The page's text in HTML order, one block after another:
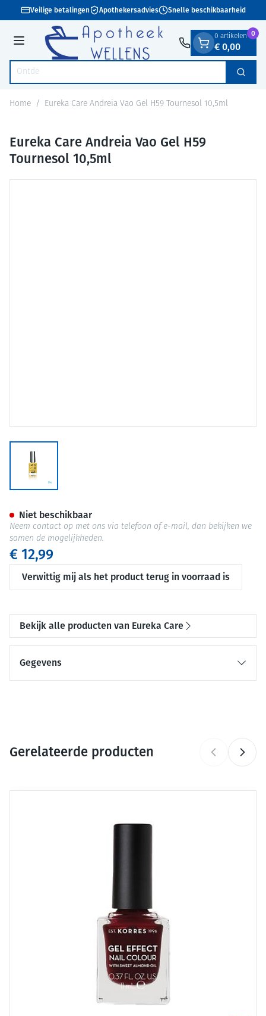
Ga naar de inhoud
1 van 1Veilige betalingen Apothekersadvies Snelle beschikbaarheid
Menu
Product, merk, categorie... Zoek
0 artikelen
€ 0,00
0
Home / Eureka Care Andreia Vao Gel H59 Tournesol 10,5ml
Eureka Care Andreia Vao Gel H59
Tournesol 10,5ml
€ 12,99
Verwittig mij als het product terug in voorraad is
Niet beschikbaar
Neem contact op met ons via telefoon of e-mail, dan bekijken we
samen de mogelijkheden.
Bekijk alle producten van Eureka Care
Gegevens
Merken Eureka Care
Gerelateerde producten